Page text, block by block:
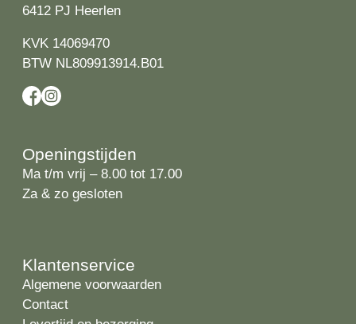
6412 PJ Heerlen
KVK 14069470
BTW NL809913914.B01
Openingstijden
Ma t/m vrij – 8.00 tot 17.00
Za & zo gesloten
Klantenservice
Algemene voorwaarden
Contact